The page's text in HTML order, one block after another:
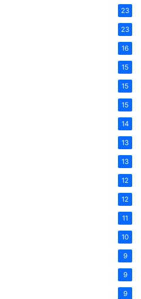
23
23
16
15
15
15
14
13
13
12
12
11
10
9
9
9